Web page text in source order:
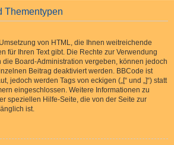
Thementypen
von HTML, die Ihnen weitreichende
für Ihren Text gibt. Die Rechte zur Verwendung
Board-Administration vergeben, können jedoch
Beitrag deaktiviert werden. BBCode ist
jedoch werden Tags von eckigen („[“ und „]“) statt
eingeschlossen. Weitere Informationen zu
speziellen Hilfe-Seite, die von der Seite zur
ist.